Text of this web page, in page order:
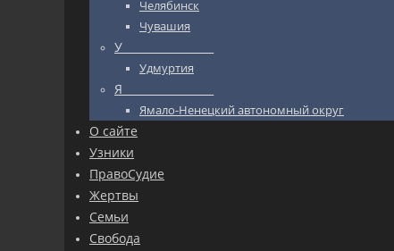
Челябинск
Чувашия
У_________________
Удмуртия
Я_________________
Ямало-Ненецкий автономный округ
О сайте
Узники
ПравоСудие
Жертвы
Семьи
Свобода